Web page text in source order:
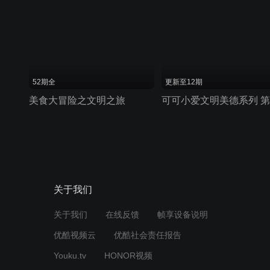
52期全
美食大冒险之文明之旅
更新至12期
关于我们
关于我们 在线反馈 帧享设备说明
优酷视频云 优酷社会责任报告
Youku.tv HONOR视频